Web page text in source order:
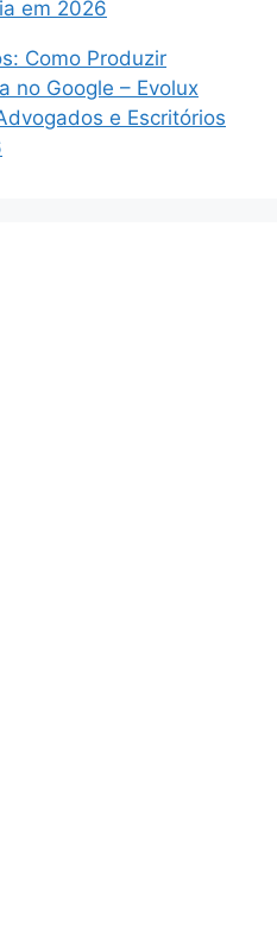
em 2026
Como Produzir
no Google – Evolux
e Escritórios